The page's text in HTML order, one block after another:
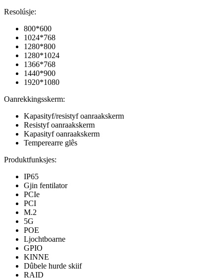
Resolúsje:
800*600
1024*768
1280*800
1280*1024
1366*768
1440*900
1920*1080
Oanrekkingsskerm:
Kapasityf/resistyf oanraakskerm
Resistyf oanraakskerm
Kapasityf oanraakskerm
Temperearre glês
Produktfunksjes:
IP65
Gjin fentilator
PCIe
PCI
M.2
5G
POE
Ljochtboarne
GPIO
KINNE
Dûbele hurde skiif
RAID